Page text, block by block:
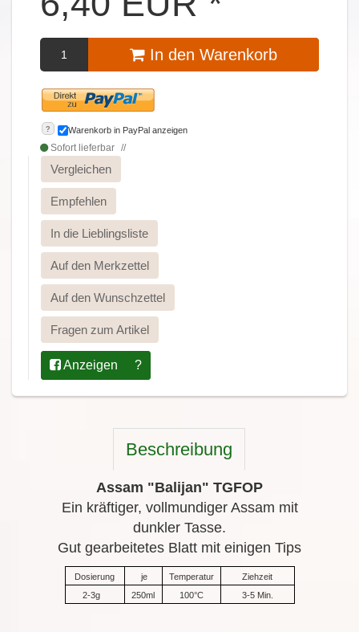
In den Warenkorb
? Warenkorb in PayPal anzeigen
Sofort lieferbar
Vergleichen
Empfehlen
In die Lieblingsliste
Auf den Merkzettel
Auf den Wunschzettel
Fragen zum Artikel
Anzeigen ?
Beschreibung
Assam "Balijan" TGFOP
Ein kräftiger, vollmundiger Assam mit
dunkler Tasse.
Gut gearbeitetes Blatt mit einigen Tips
Dosierung je Temperatur
Ziehzeit
2-3g
250ml 100°C 3-5 Min.